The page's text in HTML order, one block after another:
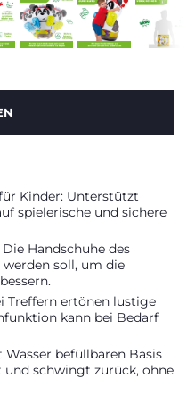
Kinder: Unterstützt
spielerische und sichere
Handschuhe des
werden soll, um die
Treffern ertönen lustige
kann bei Bedarf
befüllbaren Basis
schwingt zurück, ohne